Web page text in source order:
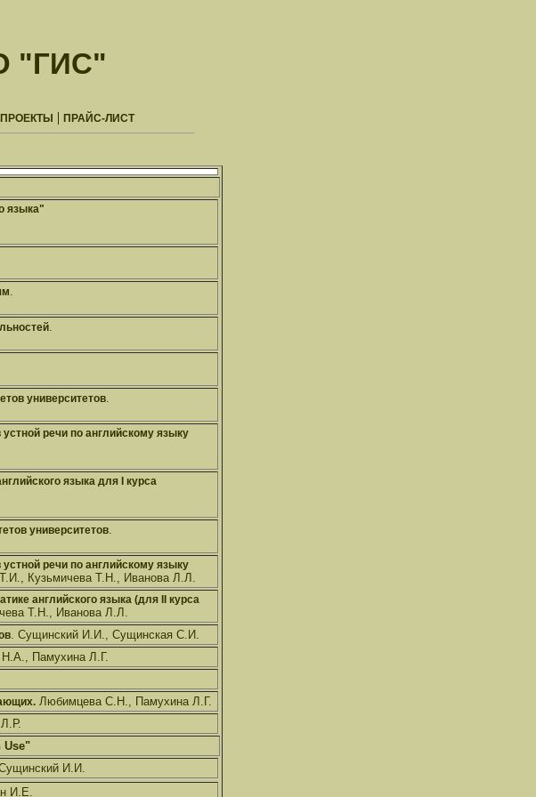
"ГИС"
| ПРАЙС-ЛИСТ
языка"
.
.
университетов.
речи по английскому языку
языка для I курса
университетов.
речи по английскому языку
Кузьмичева Т.Н., Иванова Л.Л.
английского языка (для II курса
Т.Н., Иванова Л.Л.
. Сущинский И.И., Сущинская С.И.
Памухина Л.Г.
Любимцева С.Н., Памухина Л.Г.
Use"
И.И.
И.Е.